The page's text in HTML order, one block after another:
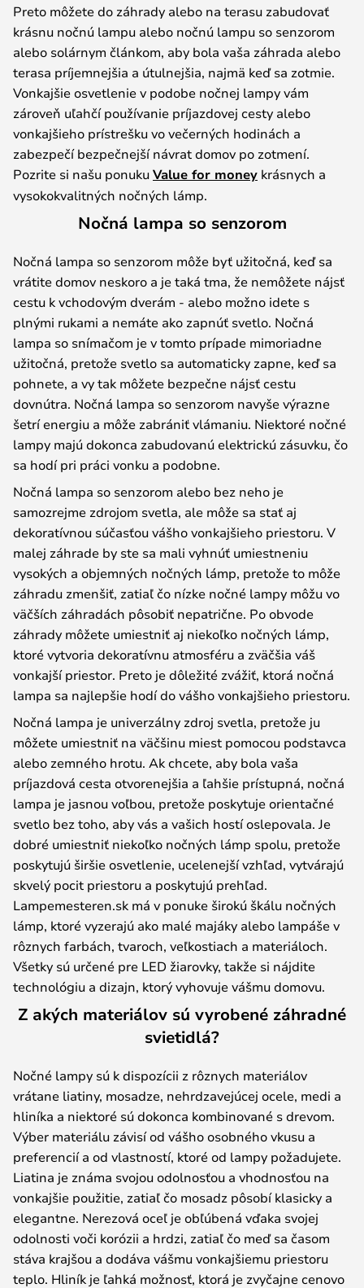
Preto môžete do záhrady alebo na terasu zabudovať
krásnu nočnú lampu alebo nočnú lampu so senzorom
alebo solárnym článkom, aby bola vaša záhrada alebo
terasa príjemnejšia a útulnejšia, najmä keď sa zotmie.
Vonkajšie osvetlenie v podobe nočnej lampy vám
zároveň uľahčí používanie príjazdovej cesty alebo
vonkajšieho prístrešku vo večerných hodinách a
zabezpečí bezpečnejší návrat domov po zotmení.
Pozrite si našu ponukuValue for money krásnych a
vysokokvalitných nočných lámp.
Nočná lampa so senzorom
Nočná lampa so senzorom môže byť užitočná, keď sa
vrátite domov neskoro a je taká tma, že nemôžete nájsť
cestu k vchodovým dverám - alebo možno idete s
plnými rukami a nemáte ako zapnúť svetlo. Nočná
lampa so snímačom je v tomto prípade mimoriadne
užitočná, pretože svetlo sa automaticky zapne, keď sa
pohnete, a vy tak môžete bezpečne nájsť cestu
dovnútra. Nočná lampa so senzorom navyše výrazne
šetrí energiu a môže zabrániť vlámaniu. Niektoré nočné
lampy majú dokonca zabudovanú elektrickú zásuvku, čo
sa hodí pri práci vonku a podobne.
Nočná lampa so senzorom alebo bez neho je
samozrejme zdrojom svetla, ale môže sa stať aj
dekoratívnou súčasťou vášho vonkajšieho priestoru. V
malej záhrade by ste sa mali vyhnúť umiestneniu
vysokých a objemných nočných lámp, pretože to môže
záhradu zmenšiť, zatiaľ čo nízke nočné lampy môžu vo
väčších záhradách pôsobiť nepatrične. Po obvode
záhrady môžete umiestniť aj niekoľko nočných lámp,
ktoré vytvoria dekoratívnu atmosféru a zväčšia váš
vonkajší priestor. Preto je dôležité zvážiť, ktorá nočná
lampa sa najlepšie hodí do vášho vonkajšieho priestoru.
Nočná lampa je univerzálny zdroj svetla, pretože ju
môžete umiestniť na väčšinu miest pomocou podstavca
alebo zemného hrotu. Ak chcete, aby bola vaša
príjazdová cesta otvorenejšia a ľahšie prístupná, nočná
lampa je jasnou voľbou, pretože poskytuje orientačné
svetlo bez toho, aby vás a vašich hostí oslepovala. Je
dobré umiestniť niekoľko nočných lámp spolu, pretože
poskytujú širšie osvetlenie, ucelenejší vzhľad, vytvárajú
skvelý pocit priestoru a poskytujú prehľad.
Lampemesteren.sk má v ponuke širokú škálu nočných
lámp, ktoré vyzerajú ako malé majáky alebo lampáše v
rôznych farbách, tvaroch, veľkostiach a materiáloch.
Všetky sú určené pre LED žiarovky, takže si nájdite
technológiu a dizajn, ktorý vyhovuje vášmu domovu.
Z akých materiálov sú vyrobené záhradné
svietidlá?
Nočné lampy sú k dispozícii z rôznych materiálov
vrátane liatiny, mosadze, nehrdzavejúcej ocele, medi a
hliníka a niektoré sú dokonca kombinované s drevom.
Výber materiálu závisí od vášho osobného vkusu a
preferencií a od vlastností, ktoré od lampy požadujete.
Liatina je známa svojou odolnosťou a vhodnosťou na
vonkajšie použitie, zatiaľ čo mosadz pôsobí klasicky a
elegantne. Nerezová oceľ je obľúbená vďaka svojej
odolnosti voči korózii a hrdzi, zatiaľ čo meď sa časom
stáva krajšou a dodáva vášmu vonkajšiemu priestoru
teplo. Hliník je ľahká možnosť, ktorá je zvyčajne cenovo